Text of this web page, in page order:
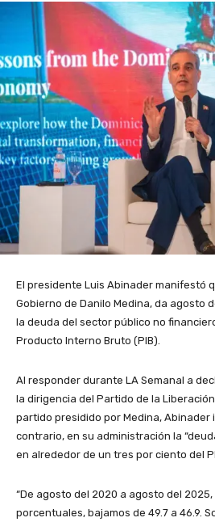
El presidente Luis Abinader manifestó
Gobierno de Danilo Medina, da agosto
la deuda del sector público no
Producto Interno Bruto (PIB).
Al responder durante LA Semanal a
la dirigencia del Partido de la
partido presidido por Medina, Abinader
contrario, en su administración la
en alrededor de un tres por ciento del
“De agosto del 2020 a agosto del
porcentuales, bajamos de 49.7 a 46.9.